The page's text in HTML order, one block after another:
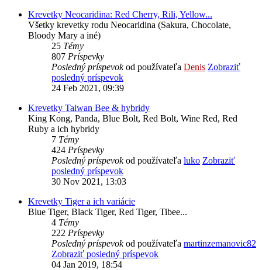
Krevetky Neocaridina: Red Cherry, Rili, Yellow...
Všetky krevetky rodu Neocaridina (Sakura, Chocolate,
Bloody Mary a iné)
25 Témy
807 Príspevky
Posledný príspevokod používateľa Denis Zobraziť
posledný príspevok
24 Feb 2021, 09:39
Krevetky Taiwan Bee & hybridy
King Kong, Panda, Blue Bolt, Red Bolt, Wine Red, Red
Ruby a ich hybridy
7 Témy
424 Príspevky
Posledný príspevokod používateľa luko Zobraziť
posledný príspevok
30 Nov 2021, 13:03
Krevetky Tiger a ich variácie
Blue Tiger, Black Tiger, Red Tiger, Tibee...
4 Témy
222 Príspevky
Posledný príspevokod používateľa martinzemanovic82
Zobraziť posledný príspevok
04 Jan 2019, 18:54